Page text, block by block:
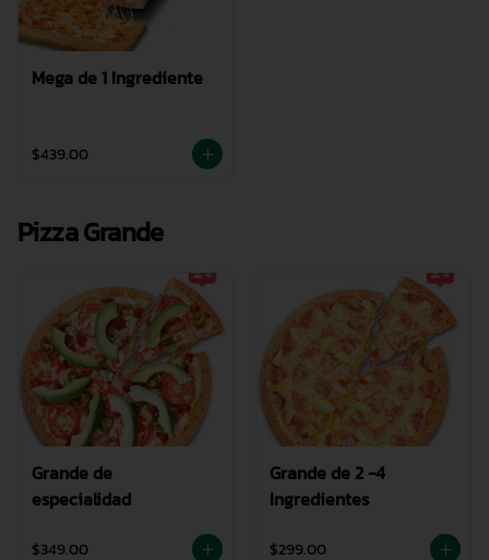
Mega de 1 Ingrediente
$439.00
Pizza Grande
Grande de
especialidad
$349.00
Grande de 2 -4
Ingredientes
$299.00